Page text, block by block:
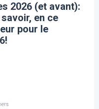
2026 (et avant):
en ce
pour le